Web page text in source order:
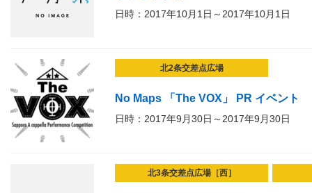
日時：2017年10月1日～2017年10月1日
北2条交差点広場
No Maps 「The VOX」 PR イベント
日時：2017年9月30日～2017年9月30日
北3条交差点広場［西］